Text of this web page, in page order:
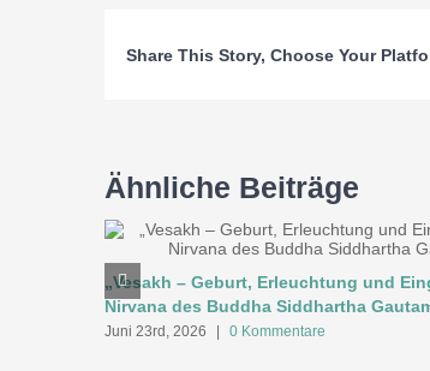
Share This Story, Choose Your
Ähnliche Beiträge
„Vesakh – Geburt, Erleuchtung und
Nirvana des Buddha Siddhartha
Juni 23rd, 2026 | 0 Kommentare